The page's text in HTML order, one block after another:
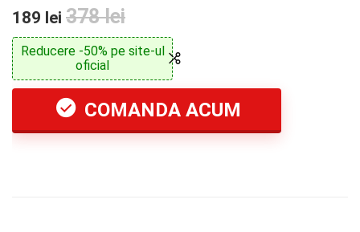
189 lei 378 lei
Reducere -50% pe site-ul
oficial
COMANDA ACUM